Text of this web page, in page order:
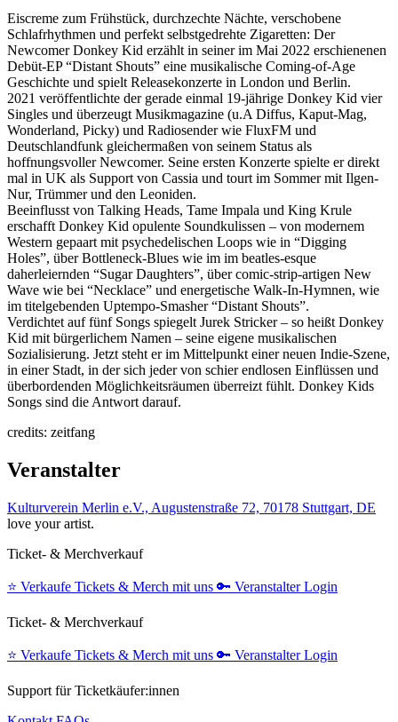
Eiscreme zum Frühstück, durchzechte Nächte, verschobene
Schlafrhythmen und perfekt selbstgedrehte Zigaretten: Der
Newcomer Donkey Kid erzählt in seiner im Mai 2022 erschienenen
Debüt-EP “Distant Shouts” eine musikalische Coming-of-Age
Geschichte und spielt Releasekonzerte in London und Berlin.
2021 veröffentlichte der gerade einmal 19-jährige Donkey Kid vier
Singles und überzeugt Musikmagazine (u.A Diffus, Kaput-Mag,
Wonderland, Picky) und Radiosender wie FluxFM und
Deutschlandfunk gleichermaßen von seinem Status als
hoffnungsvoller Newcomer. Seine ersten Konzerte spielte er direkt
mal in UK als Support von Cassia und tourt im Sommer mit Ilgen-
Nur, Trümmer und den Leoniden.
Beeinflusst von Talking Heads, Tame Impala und King Krule
erschafft Donkey Kid opulente Soundkulissen – von modernem
Western gepaart mit psychedelischen Loops wie in “Digging
Holes”, über Bottleneck-Blues wie im im beatles-esque
daherleiernden “Sugar Daughters”, über comic-strip-artigen New
Wave wie bei “Necklace” und energetische Walk-In-Hymnen, wie
im titelgebenden Uptempo-Smasher “Distant Shouts”.
Verdichtet auf fünf Songs spiegelt Jurek Stricker – so heißt Donkey
Kid mit bürgerlichem Namen – seine eigene musikalischen
Sozialisierung. Jetzt steht er im Mittelpunkt einer neuen Indie-Szene,
in einer Stadt, in der sich jeder von schier endlosen Einflüssen und
überbordenden Möglichkeitsräumen überreizt fühlt. Donkey Kids
Songs sind die Antwort darauf.
credits: zeitfang
Veranstalter
Kulturverein Merlin e.V., Augustenstraße 72, 70178 Stuttgart, DE
love your artist.
Ticket- & Merchverkauf
⭐️ Verkaufe Tickets & Merch mit uns 🔑 Veranstalter Login
Ticket- & Merchverkauf
⭐️ Verkaufe Tickets & Merch mit uns 🔑 Veranstalter Login
Support für Ticketkäufer:innen